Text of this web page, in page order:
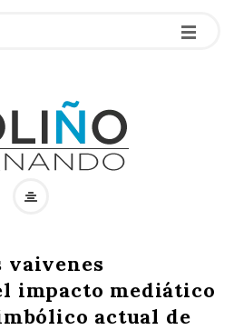
vaivenes
impacto mediático
actual de